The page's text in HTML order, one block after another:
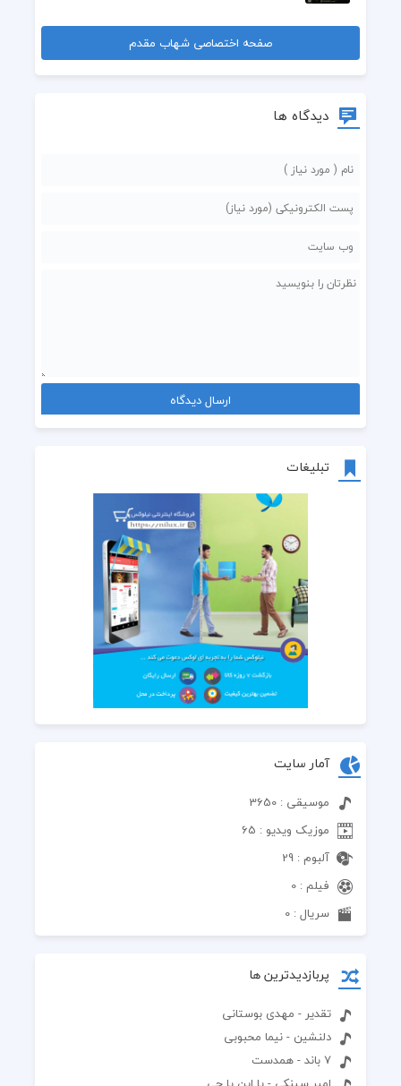
تبلیغات
آمار سایت
موسیقی : 3650
موزیک ویدیو : 65
آلبوم : 29
فیلم : 0
سریال : 0
پربازدیدترین ها
تقدیر - مهدی بوستانی
دلنشین - نیما محبوبی
7 باند - همدست
صفحه اختصاصی شهاب مقدم
دیدگاه ها